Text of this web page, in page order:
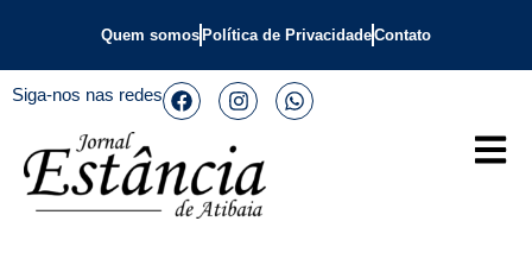
Quem somos Política de PrivacidadeContato
Siga-nos nas redes